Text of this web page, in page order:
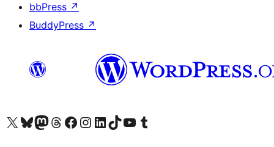
bbPress ↗
BuddyPress ↗
Besök vår X-konto (f.d. Twitter)
Besök vårt Bluesky-konto
Besök vårt Mastodon-konto
Besök vårt Thread-konto
Besök vår Facebook-sidaBesök vårt Instagram-konto
Besök vårt LinkedIn-konto
Besök vårt TikTok-konto
Besök vår YouTube-kanalBesök vårt Tumblr-konto